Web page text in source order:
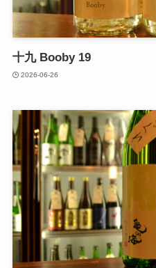
十九 Booby 19
2026-06-26